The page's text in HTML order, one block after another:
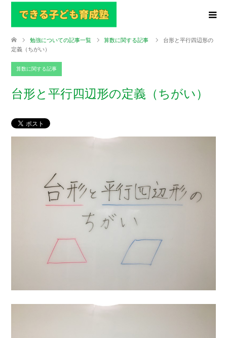
勉強についての記事一覧 算数に関する記事
台形と平行四辺形の
定義（ちがい）
算数に関する記事
台形と平行四辺形の定義（ちがい）